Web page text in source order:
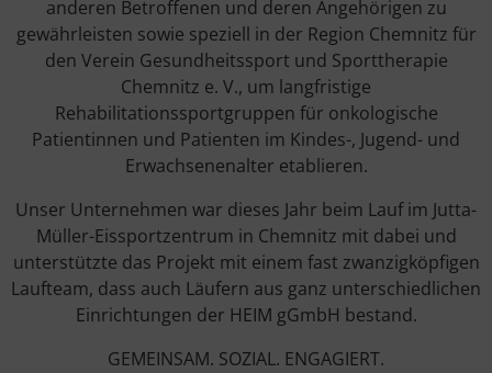
anderen Betroffenen und deren Angehörigen zu
gewährleisten sowie speziell in der Region Chemnitz für
den Verein Gesundheitssport und Sporttherapie
Chemnitz e. V., um langfristige
Rehabilitationssportgruppen für onkologische
Patientinnen und Patienten im Kindes-, Jugend- und
Erwachsenenalter etablieren.
Unser Unternehmen war dieses Jahr beim Lauf im Jutta-
Müller-Eissportzentrum in Chemnitz mit dabei und
unterstützte das Projekt mit einem fast zwanzigköpfigen
Laufteam, dass auch Läufern aus ganz unterschiedlichen
Einrichtungen der HEIM gGmbH bestand.
GEMEINSAM. SOZIAL. ENGAGIERT.